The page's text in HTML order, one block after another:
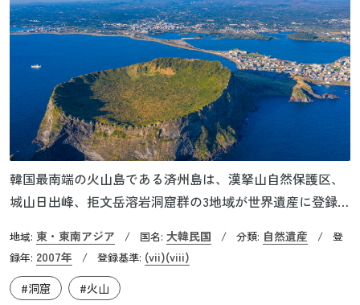
韓国最南端の火山島である済州島は、漢拏山自然保護区、
城山日出峰、拒文岳溶岩洞窟群の3地域が世界遺産に登録さ
す。済州島は約120万年前に誕生した火山島で、標高1,950m
の漢拏山が韓国最高峰としてそびえ立っています。周辺に
は火山活動によって生まれた滝や奇岩、火山湖など、息を
地域: 東・東南アジア / 国名: 大韓民国 / 分類: 自然遺産 /
登
録年: 2007年 / 登録基準: (vii)(viii)
#洞窟
#火山